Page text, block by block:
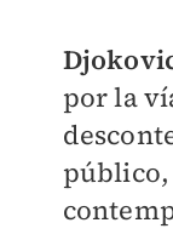
por la